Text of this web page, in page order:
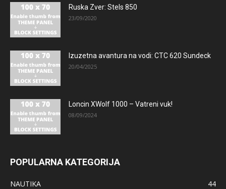
Ruska Zver: Stels 850
23/09/2020
Izuzetna avantura na vodi: CTC 620 Sundeck
20/04/2025
Loncin XWolf 1000 – Vatreni vuk!
08/09/2024
POPULARNA KATEGORIJA
NAUTIKA
44